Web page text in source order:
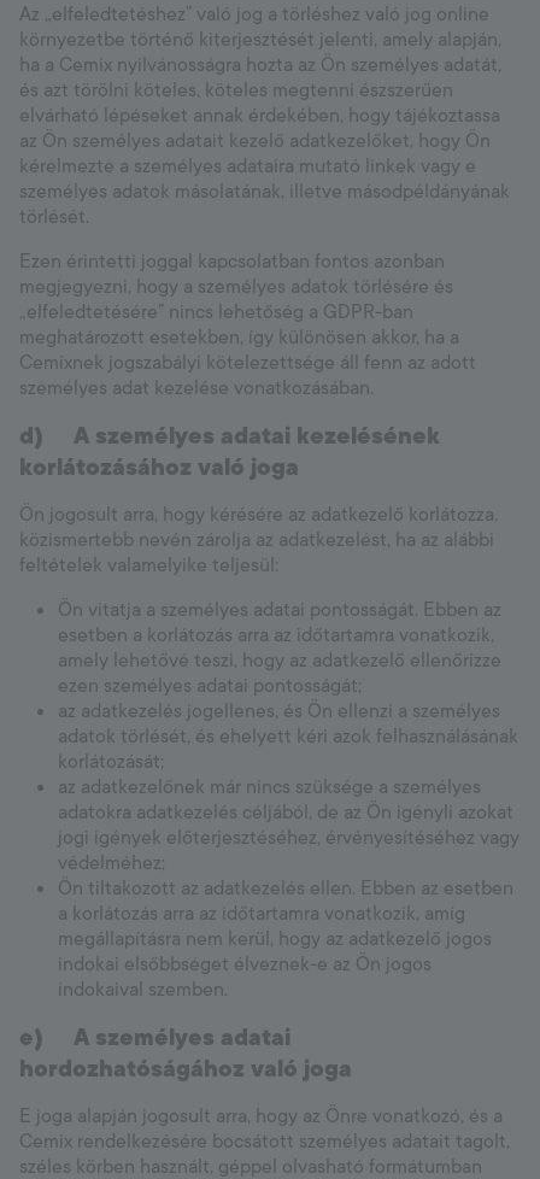
Az „elfeledtetéshez” való jog a törléshez való jog online
környezetbe történő kiterjesztését jelenti, amely alapján,
ha a Cemix nyilvánosságra hozta az Ön személyes adatát,
és azt törölni köteles, köteles megtenni észszerűen
elvárható lépéseket annak érdekében, hogy tájékoztassa
az Ön személyes adatait kezelő adatkezelőket, hogy Ön
kérelmezte a személyes adataira mutató linkek vagy e
személyes adatok másolatának, illetve másodpéldányának
törlését.
Ezen érintetti joggal kapcsolatban fontos azonban
megjegyezni, hogy a személyes adatok törlésére és
„elfeledtetésére” nincs lehetőség a GDPR-ban
meghatározott esetekben, így különösen akkor, ha a
Cemixnek jogszabályi kötelezettsége áll fenn az adott
személyes adat kezelése vonatkozásában.
d) A személyes adatai kezelésének
korlátozásához való joga
Ön jogosult arra, hogy kérésére az adatkezelő korlátozza,
közismertebb nevén zárolja az adatkezelést, ha az alábbi
feltételek valamelyike teljesül:
Ön vitatja a személyes adatai pontosságát. Ebben az
esetben a korlátozás arra az időtartamra vonatkozik,
amely lehetővé teszi, hogy az adatkezelő ellenőrizze
ezen személyes adatai pontosságát;
az adatkezelés jogellenes, és Ön ellenzi a személyes
adatok törlését, és ehelyett kéri azok felhasználásának
korlátozását;
az adatkezelőnek már nincs szüksége a személyes
adatokra adatkezelés céljából, de az Ön igényli azokat
jogi igények előterjesztéséhez, érvényesítéséhez vagy
védelméhez;
Ön tiltakozott az adatkezelés ellen. Ebben az esetben
a korlátozás arra az időtartamra vonatkozik, amíg
megállapításra nem kerül, hogy az adatkezelő jogos
indokai elsőbbséget élveznek-e az Ön jogos
indokaival szemben.
e) A személyes adatai
hordozhatóságához való joga
E joga alapján jogosult arra, hogy az Önre vonatkozó, és a
Cemix rendelkezésére bocsátott személyes adatait tagolt,
széles körben használt, géppel olvasható formátumban